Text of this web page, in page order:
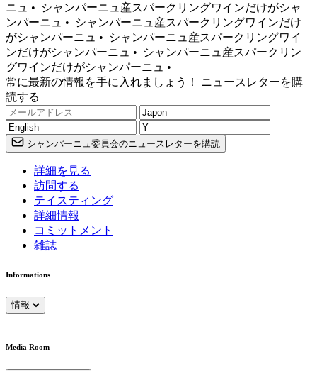
ニュ •
シャンパーニュ産スパークリングワインだけがシャ
ンパーニュ •
シャンパーニュ産スパークリングワインだけ
がシャンパーニュ •
シャンパーニュ産スパークリングワイ
ンだけがシャンパーニュ •
シャンパーニュ産スパークリン
グワインだけがシャンパーニュ •
常に最新の情報を手に入れましょう！ ニュースレターを購
読する
シャンパーニュ委員会のニュースレターを購読
詳細を見る
訪問する
テイスティング
詳細情報
コミットメント
雑誌
Informations
情報
Media Room